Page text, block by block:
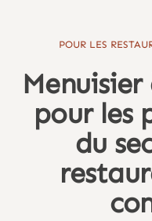
POUR LES
pour les
du